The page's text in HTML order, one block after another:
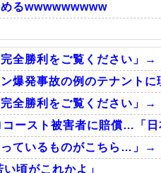
めるwwwwwwwww
全勝利をご覧ください」→
爆発事故の例のテナント
全勝利をご覧ください」→
ースト被害者に賠償…「
ているものがこちら…」→
頃がこれかよ」